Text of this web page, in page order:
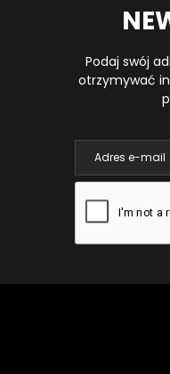
Podaj swój
otrzymywać